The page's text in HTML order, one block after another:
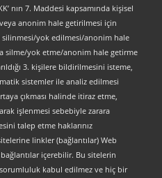
nın 7. Maddesi kapsamında kişisel
anonim hale getirilmesi için
yok edilmesi/anonim hale
silme/yok etme/anonim hale getirme
3. kişilere bildirilmesini isteme,
sistemler ile analiz edilmesi
çıkması halinde itiraz etme,
işlenmesi sebebiyle zarara
talep etme haklarınız
linkler (bağlantılar) Web
içerebilir. Bu sitelerin
kabul edilmez ve hiç bir